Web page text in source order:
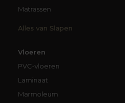
Matrassen
Alles van Slapen
Vloeren
PVC-vloeren
Laminaat
Marmoleum